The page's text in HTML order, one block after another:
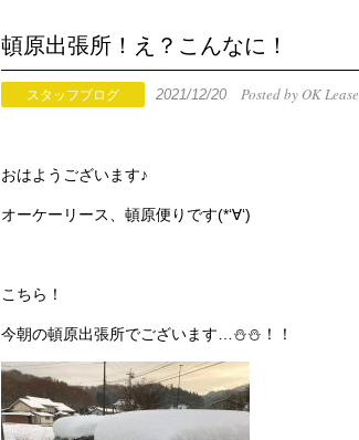
頓原出張所！え？こんなに！
スタッフブログ 2021/12/20 Posted by OK Lease
おはようございます♪
オーケーリース、頓原便りです(*‘∀‘)
こちら！
今朝の頓原出張所でございます…⛄⛄！！